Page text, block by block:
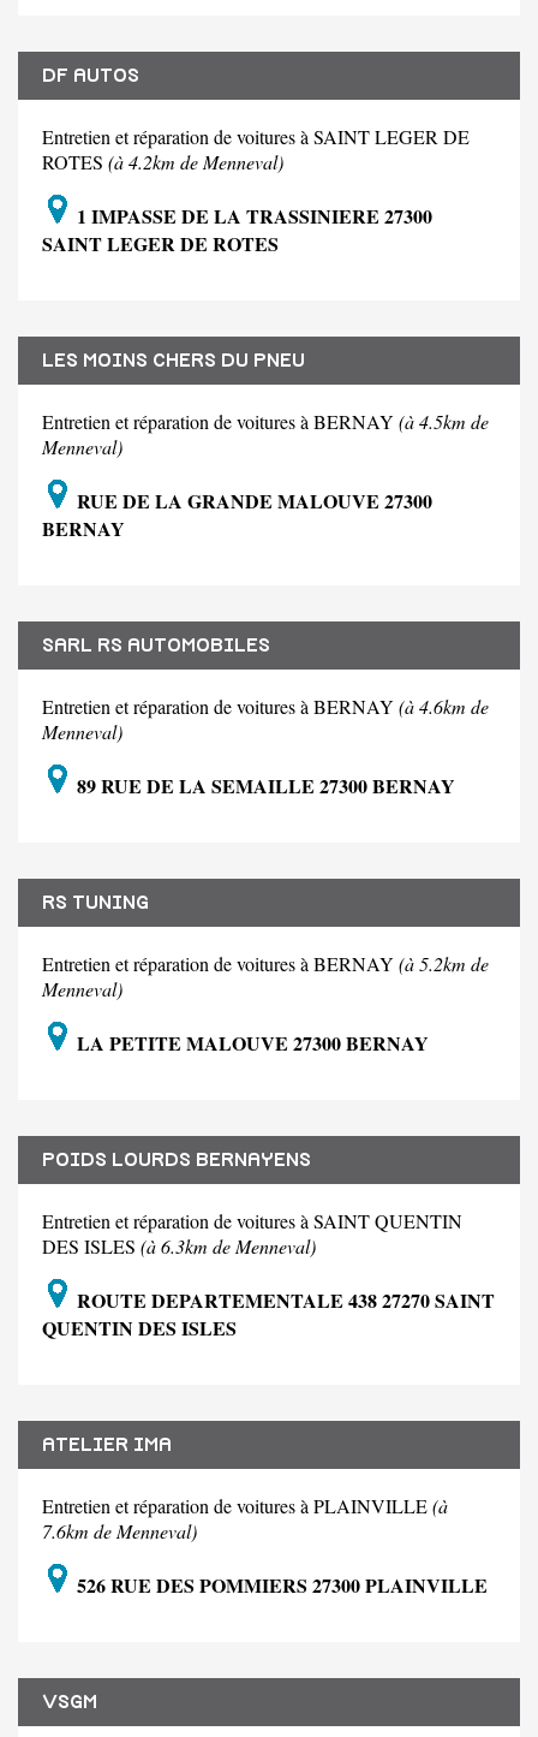
DF AUTOS
Entretien et réparation de voitures à SAINT LEGER DE
ROTES (à 4.2km de Menneval)
1 IMPASSE DE LA TRASSINIERE 27300
SAINT LEGER DE ROTES
LES MOINS CHERS DU PNEU
Entretien et réparation de voitures à BERNAY (à 4.5km de
Menneval)
RUE DE LA GRANDE MALOUVE 27300
BERNAY
SARL RS AUTOMOBILES
Entretien et réparation de voitures à BERNAY (à 4.6km de
Menneval)
89 RUE DE LA SEMAILLE 27300 BERNAY
RS TUNING
Entretien et réparation de voitures à BERNAY (à 5.2km de
Menneval)
LA PETITE MALOUVE 27300 BERNAY
POIDS LOURDS BERNAYENS
Entretien et réparation de voitures à SAINT QUENTIN
DES ISLES (à 6.3km de Menneval)
ROUTE DEPARTEMENTALE 438 27270 SAINT
QUENTIN DES ISLES
ATELIER IMA
Entretien et réparation de voitures à PLAINVILLE(à
7.6km de Menneval)
526 RUE DES POMMIERS 27300 PLAINVILLE
VSGM